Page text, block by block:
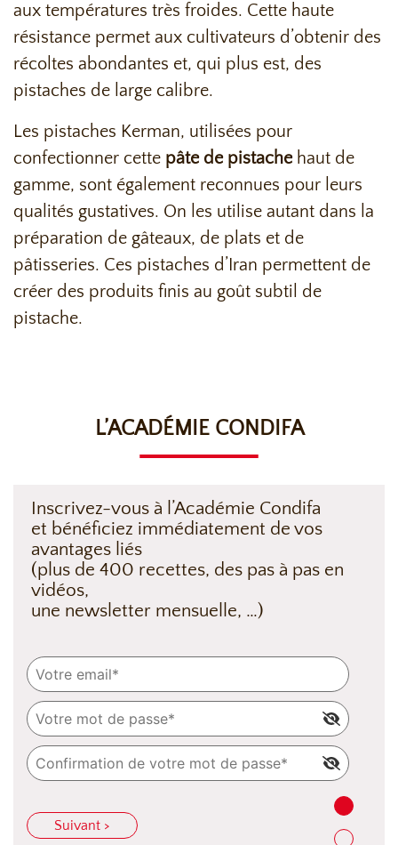
aux températures très froides. Cette haute
résistance permet aux cultivateurs d’obtenir des
récoltes abondantes et, qui plus est, des
pistaches de large calibre.
Les pistaches Kerman, utilisées pour
confectionner cette pâte de pistache haut de
gamme, sont également reconnues pour leurs
qualités gustatives. On les utilise autant dans la
préparation de gâteaux, de plats et de
pâtisseries. Ces pistaches d’Iran permettent de
créer des produits finis au goût subtil de
pistache.
L’ACADÉMIE CONDIFA
Inscrivez-vous à l’Académie Condifa
et bénéficiez immédiatement de vos
avantages liés
(plus de 400 recettes, des pas à pas en
vidéos,
une newsletter mensuelle, …)
Suivant >